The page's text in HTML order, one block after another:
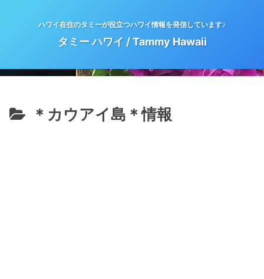
ハワイ在住のタミーが役立つハワイ情報を発信しています♪
タミー ハワイ / Tammy Hawaii
＊カウアイ島＊情報